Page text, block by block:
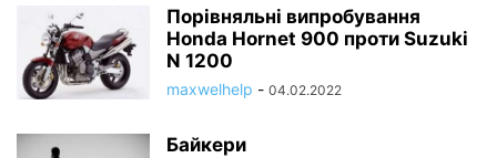
Порівняльні випробування
Honda Hornet 900 проти Suzuki
N 1200
maxwelhelp - 04.02.2022
Байкери